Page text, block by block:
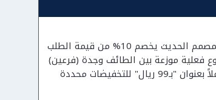
يفتح متجر المصمم الحديث صفحته الرئيسية على فساتين السهرة والجلابيات مباشرة، وكود خصم المصمم الحديث يخصم 10% من قيمة الطلب
لتجربته الإلكترونية أربعة فروع فعلية موزعة بين الطائف وجدة (فرعين)
والرياض - تفصيل قلّما تجدينه في متاجر الأزياء الإلكترونية المنافسة. يخصص المتجر أيضاً قسماً كاملاً بعنوان "بـ99 ريال" للتخفيضات محددة